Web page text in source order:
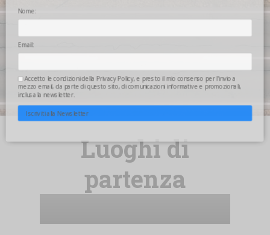
Luoghi di
partenza
Nome:
Email:
Accetto le condizioni della Privacy Policy, e presto il mio consenso per l'invio a
mezzo email, da parte di questo sito, di comunicazioni informative e promozionali,
inclusa la newsletter.
Iscriviti alla Newsletter